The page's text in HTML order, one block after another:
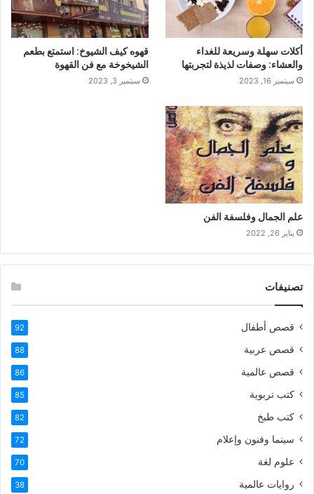
أكلات سهلة وسريعة للغداء
والعشاء: وصفات لذيذة لتجربتها
سبتمبر 16, 2023
قهوه كيف الشيوخ: استمتع بطعم
الشيخوخة مع فن القهوة
سبتمبر 3, 2023
علم الجمال وفلسفة الفن
يناير 26, 2022
تصنيفات
قصص أطفال 92
قصص عربية 88
قصص عالمية 86
كتب تربوية 85
كتب طبخ 82
سينما وفنون وإعلام 72
علوم لغة 70
روايات عالمية 38